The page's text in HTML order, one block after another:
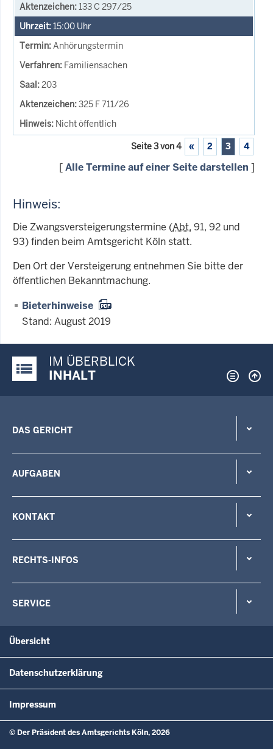
133 C 297/25
15:00 Uhr
Anhörungstermin
Familiensachen
203
325 F 711/26
Nicht öffentlich
Seite 3 von 4 « 2 3 4
[Alle Termine auf einer Seite darstellen ]
Hinweis:
Die Zwangsversteigerungstermine (Abt. 91, 92 und
93) finden beim Amtsgericht Köln statt.
Den Ort der Versteigerung entnehmen Sie bitte der
öffentlichen Bekanntmachung.
Bieterhinweise
Stand: August 2019
Justiz-Portal im Überblick:
IM ÜBERBLICK
INHALT
DAS GERICHT
AUFGABEN
KONTAKT
RECHTS-INFOS
SERVICE
Übersicht
Datenschutzerklärung
Impressum
© Der Präsident des Amtsgerichts Köln, 2026